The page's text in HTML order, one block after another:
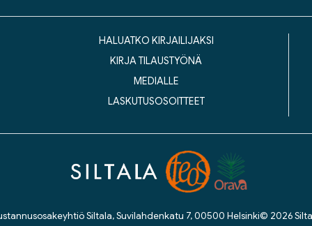
HALUATKO KIRJAILIJAKSI
KIRJA TILAUSTYÖNÄ
MEDIALLE
LASKUTUSOSOITTEET
Siltala, Suvilahdenkatu 7, 00500 Helsinki© 2026